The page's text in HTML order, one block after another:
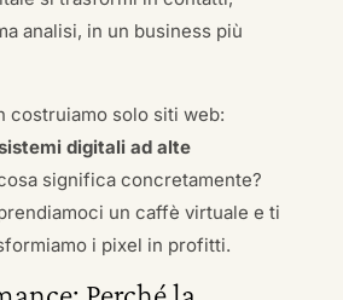
analisi, in un business più
costruiamo solo siti web:
digitali ad alte
significa concretamente?
un caffè virtuale e ti
i pixel in profitti.